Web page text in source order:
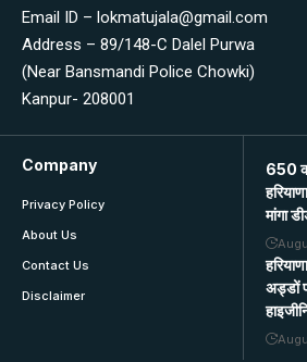
Email ID – lokmatujala@gmail.com
Address – 89/148-C Dalel Purwa
(Near Bansmandi Police Chowki)
Kanpur- 208001
Company
Privacy Policy
About Us
Contact Us
Disclaimer
650
मांगा
अड्डों